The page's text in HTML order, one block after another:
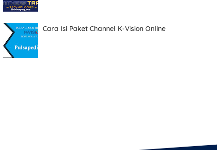
Cara Isi Paket Channel K-Vision Online